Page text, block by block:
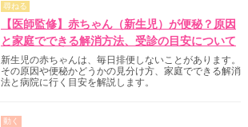
尋ねる
【医師監修】赤ちゃん（新生児）が便秘？原因
と家庭でできる解消方法、受診の目安について
新生児の赤ちゃんは、毎日排便しないことがあります。
その原因や便秘かどうかの見分け方、家庭でできる解消
法と病院に行く目安を解説します。
動く